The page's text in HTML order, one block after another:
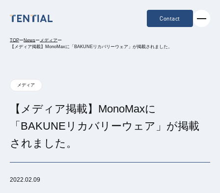
Contact
TOPーNewsーメディアー
【メディア掲載】MonoMaxに「BAKUNEリカバリーウェア」が掲載されました。
メディア
【メディア掲載】MonoMaxに
「BAKUNEリカバリーウェア」が掲載
されました。
2022.02.09